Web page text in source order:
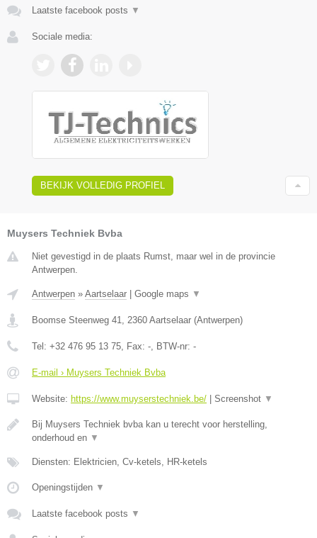
Laatste facebook posts ▼
Sociale media:
BEKIJK VOLLEDIG PROFIEL
Muysers Techniek Bvba
Niet gevestigd in de plaats Rumst, maar wel in de provincie
Antwerpen.
Antwerpen » Aartselaar | Google maps ▼
Boomse Steenweg 41 2360 Aartselaar (Antwerpen)
Tel: +32 476 95 13 75 , Fax: - , BTW-nr: -
E-mail › Muysers Techniek Bvba
Website: https://www.muyserstechniek.be/ | Screenshot ▼
Bij Muysers Techniek bvba kan u terecht voor herstelling,
onderhoud en ▼
Diensten: Elektricien, Cv-ketels, HR-ketels
Openingstijden ▼
Laatste facebook posts ▼